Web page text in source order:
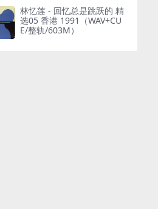
林忆莲 - 回忆总是跳跃的 精
选05 香港 1991（WAV+CU
E/整轨/603M）